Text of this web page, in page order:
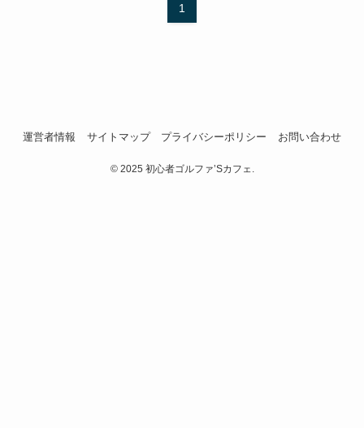
1
運営者情報 サイトマップ プライバシーポリシー お問い合わせ
©2025 初心者ゴルファ’Sカフェ.